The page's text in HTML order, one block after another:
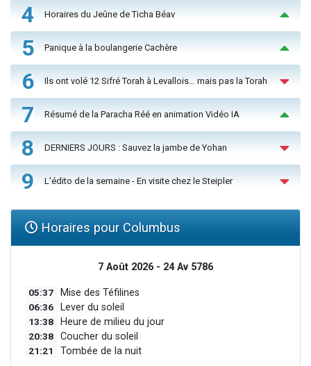
4 Horaires du Jeûne de Ticha Béav
5 Panique à la boulangerie Cachère
6 Ils ont volé 12 Sifré Torah à Levallois… mais pas la Torah
7 Résumé de la Paracha Réé en animation Vidéo IA
8 DERNIERS JOURS : Sauvez la jambe de Yohan
9 L'édito de la semaine - En visite chez le Steipler
Horaires pour Columbus
7 Août 2026 - 24 Av 5786
05:37 Mise des Téfilines
06:36 Lever du soleil
13:38 Heure de milieu du jour
20:38 Coucher du soleil
21:21 Tombée de la nuit